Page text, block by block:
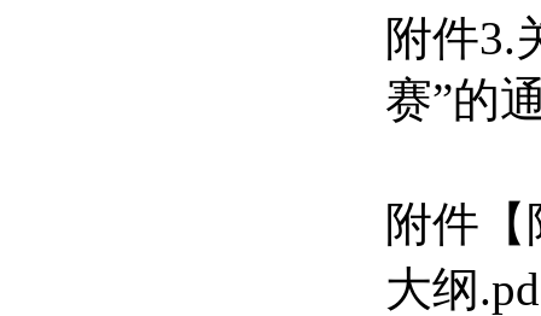
附件3.
赛”的
附件【
大纲